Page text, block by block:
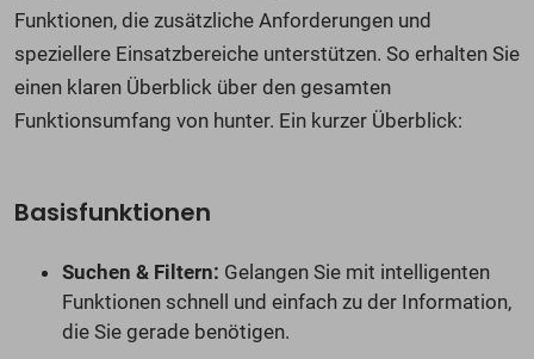
Funktionen, die zusätzliche Anforderungen und
speziellere Einsatzbereiche unterstützen. So erhalten Sie
einen klaren Überblick über den gesamten
Funktionsumfang von hunter. Ein kurzer Überblick:
Basisfunktionen
Suchen & Filtern: Gelangen Sie mit intelligenten
Funktionen schnell und einfach zu der Information,
die Sie gerade benötigen.